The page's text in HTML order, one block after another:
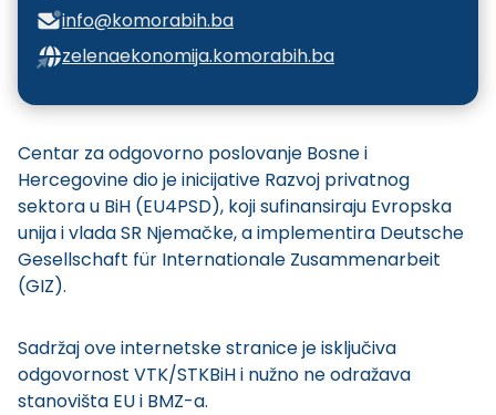
info@komorabih.ba
zelenaekonomija.komorabih.ba
Centar za odgovorno poslovanje Bosne i
Hercegovine dio je inicijative Razvoj privatnog
sektora u BiH (EU4PSD), koji sufinansiraju Evropska
unija i vlada SR Njemačke, a implementira Deutsche
Gesellschaft für Internationale Zusammenarbeit
(GIZ).
Sadržaj ove internetske stranice je isključiva
odgovornost VTK/STKBiH i nužno ne odražava
stanovišta EU i BMZ-a.